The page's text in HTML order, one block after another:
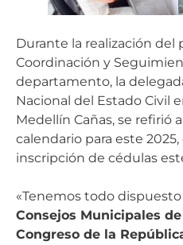
Durante la realización del
Coordinación y
departamento, la
Nacional del Estado Civil
Medellín Cañas, se refirió
calendario para este
inscripción de cédulas
«Tenemos todo
Consejos Municipales
Congreso de la